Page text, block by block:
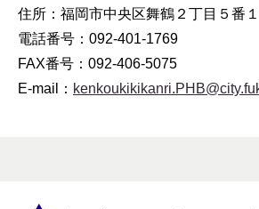
住所：福岡市中央区舞鶴２丁目５番
電話番号：092-401-1769
FAX番号：092-406-5075
E-mail：